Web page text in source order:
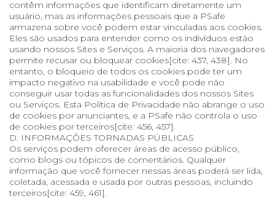
contêm informações que identificam diretamente um
usuário, mas as informações pessoais que a PSafe
armazena sobre você podem estar vinculadas aos cookies.
Eles são usados para entender como os indivíduos estão
usando nossos Sites e Serviços. A maioria dos navegadores
permite recusar ou bloquear cookies[cite: 437, 438]. No
entanto, o bloqueio de todos os cookies pode ter um
impacto negativo na usabilidade e você pode não
conseguir usar todas as funcionalidades dos nossos Sites
ou Serviços. Esta Política de Privacidade não abrange o uso
de cookies por anunciantes, e a PSafe não controla o uso
de cookies por terceiros[cite: 456, 457].
D. INFORMAÇÕES TORNADAS PÚBLICAS
Os serviços podem oferecer áreas de acesso público,
como blogs ou tópicos de comentários. Qualquer
informação que você fornecer nessas áreas poderá ser lida,
coletada, acessada e usada por outras pessoas, incluindo
terceiros[cite: 459, 461].